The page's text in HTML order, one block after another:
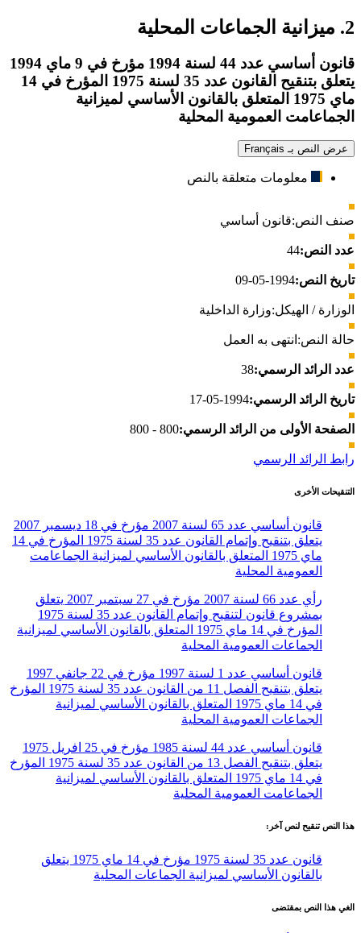
2. ميزانية الجماعات المحلية
قانون أساسي عدد 44 لسنة 1994 مؤرخ في 9 ماي 1994
يتعلق بتنقيح القانون عدد 35 لسنة 1975 المؤرخ في 14
ماي 1975 المتعلق بالقانون الأساسي لميزانية
الجماعامت العمومية المحلية
عرض النص بـ Français
معلومات متعلقة بالنص
صنف النص:قانون أساسي
عدد النص:44
تاريخ النص:1994-05-09
الوزارة / الهيكل:وزارة الداخلية
حالة النص: انتهى به العمل
عدد الرائد الرسمي:38
تاريخ الرائد الرسمي:1994-05-17
الصفحة الأولى من الرائد الرسمي:800 - 800
رابط الرائد الرسمي
التنقيحات الأخرى
قانون أساسي عدد 65 لسنة 2007 مؤرخ في 18 ديسمبر 2007
يتعلق بتنقيح وإتمام القانون عدد 35 لسنة 1975 المؤرخ في 14
ماي 1975 المتعلق بالقانون الأساسي لميزانية الجماعامت
العمومية المحلية
رأي عدد 66 لسنة 2007 مؤرخ في 27 سبتمبر 2007 يتعلق
بمشروع قانون لتنقيح وإتمام القانون عدد 35 لسنة 1975
المؤرخ في 14 ماي 1975 المتعلق بالقانون الأساسي لميزانية
الجماعات العمومية المحلية
قانون أساسي عدد 1 لسنة 1997 مؤرخ في 22 جانفي 1997
يتعلق بتنقيح الفصل 11 من القانون عدد 35 لسنة 1975 المؤرخ
في 14 ماي 1975 المتعلق بالقانون الأساسي لميزانية
الجماعات العمومية المحلية
قانون أساسي عدد 44 لسنة 1985 مؤرخ في 25 افريل 1975
يتعلق بتنقيح الفصل 13 من القانون عدد 35 لسنة 1975 المؤرخ
في 14 ماي 1975 المتعلق بالقانون الأساسي لميزانية
الجماعامت العمومية المحلية
هذا النص تنقيح لنص آخر:
قانون عدد 35 لسنة 1975 مؤرخ في 14 ماي 1975 يتعلق
بالقانون الأساسي لميزانية الجماعات المحلية
الغي هذا النص بمقتضى